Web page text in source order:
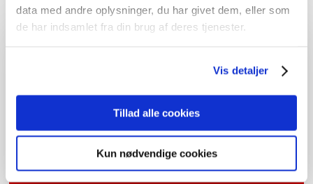
data med andre oplysninger, du har givet dem, eller som
de har indsamlet fra din brug af deres tjenester.
Vis detaljer
Tillad alle cookies
Kun nødvendige cookies